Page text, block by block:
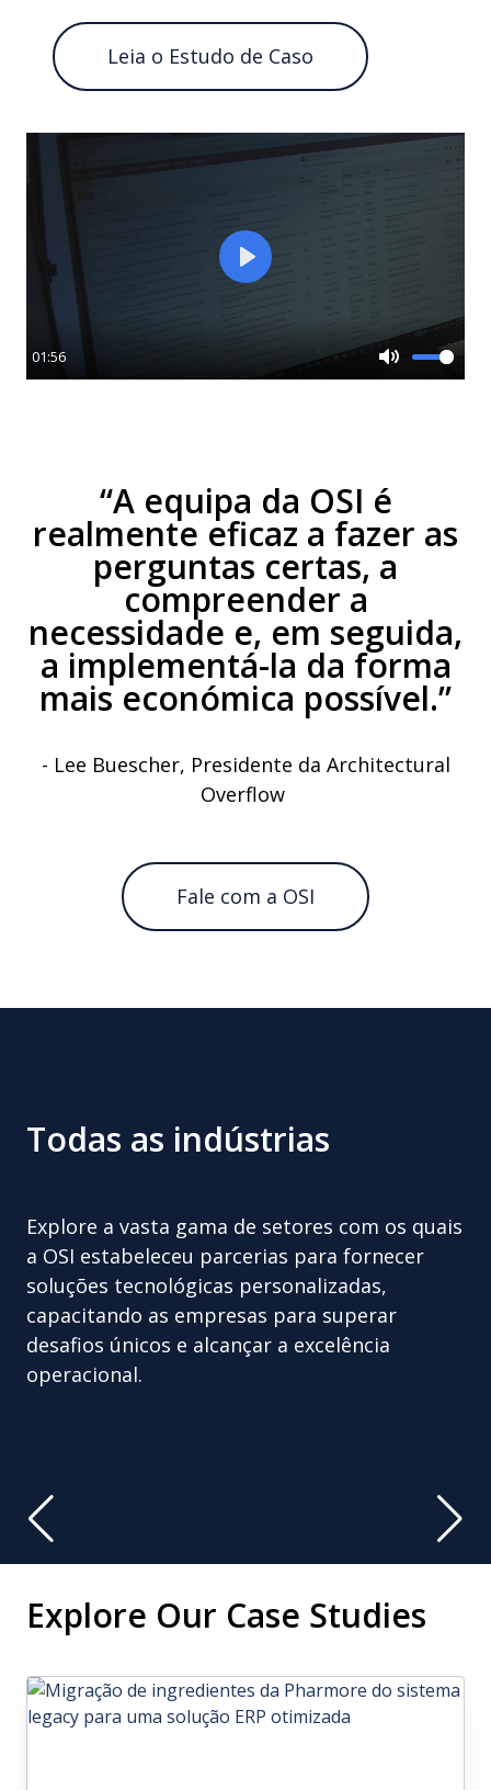
Leia o Estudo de Caso
01:56
Mute
Play
“A equipa da OSI é
realmente eficaz a fazer as
perguntas certas, a
compreender a
necessidade e, em seguida,
a implementá-la da forma
mais económica possível.”
- Lee Buescher, Presidente da Architectural
Overflow
Fale com a OSI
Todas as indústrias
Explore a vasta gama de setores com os quais
a OSI estabeleceu parcerias para fornecer
soluções tecnológicas personalizadas,
capacitando as empresas para superar
desafios únicos e alcançar a excelência
operacional.
Explore Our Case Studies